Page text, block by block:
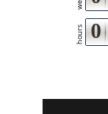
hours 0